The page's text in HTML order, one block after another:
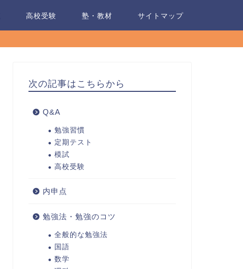
高校受験 塾・教材 サイトマップ
次の記事はこちらから
Q&A
勉強習慣
定期テスト
模試
高校受験
内申点
勉強法・勉強のコツ
全般的な勉強法
国語
数学